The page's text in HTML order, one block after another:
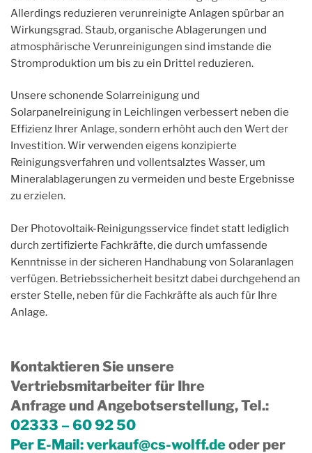
Allerdings reduzieren verunreinigte Anlagen spürbar an
Wirkungsgrad. Staub, organische Ablagerungen und
atmosphärische Verunreinigungen sind imstande die
Stromproduktion um bis zu ein Drittel reduzieren.
Unsere schonende Solarreinigung und
Solarpanelreinigung in Leichlingen verbessert neben die
Effizienz Ihrer Anlage, sondern erhöht auch den Wert der
Investition. Wir verwenden eigens konzipierte
Reinigungsverfahren und vollentsalztes Wasser, um
Mineralablagerungen zu vermeiden und beste Ergebnisse
zu erzielen.
Der Photovoltaik-Reinigungsservice findet statt lediglich
durch zertifizierte Fachkräfte, die durch umfassende
Kenntnisse in der sicheren Handhabung von Solaranlagen
verfügen. Betriebssicherheit besitzt dabei durchgehend an
erster Stelle, neben für die Fachkräfte als auch für Ihre
Anlage.
Kontaktieren Sie unsere
Vertriebsmitarbeiter für Ihre
Anfrage und Angebotserstellung, Tel.:
02333 – 60 92 50
Per E-Mail:verkauf@cs-wolff.deoder per